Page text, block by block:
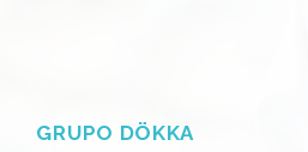
GRUPO DÖKKA